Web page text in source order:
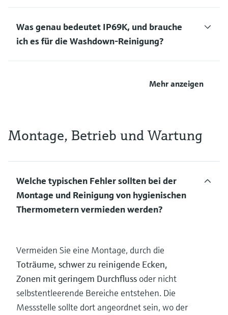
Was genau bedeutet IP69K, und brauche
ich es für die Washdown-Reinigung?
Mehr anzeigen
Montage, Betrieb und Wartung
Welche typischen Fehler sollten bei der
Montage und Reinigung von hygienischen
Thermometern vermieden werden?
Vermeiden Sie eine Montage, durch die
Toträume, schwer zu reinigende Ecken,
Zonen mit geringem Durchfluss oder nicht
selbstentleerende Bereiche entstehen. Die
Messstelle sollte dort angeordnet sein, wo der